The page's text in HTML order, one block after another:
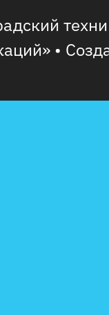
•